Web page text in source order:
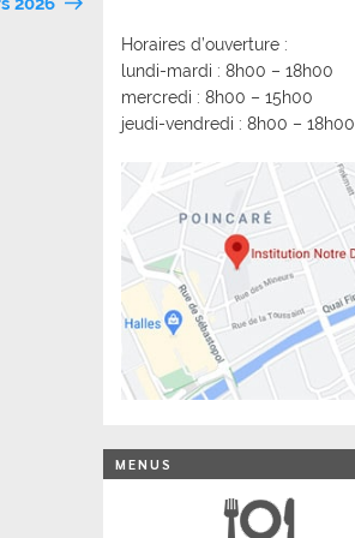
Horaires d’ouverture :
lundi-mardi : 8h00 – 18h00
mercredi : 8h00 – 15h00
jeudi-vendredi : 8h00 – 18h00
MENUS